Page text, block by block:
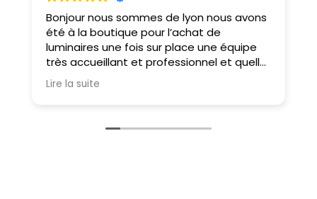
Bonjour nous sommes de lyon nous avons
été à la boutique pour l’achat de
luminaires une fois sur place une équipe
très accueillant et professionnel et quelle
choix on ne sait pas où donner de la tête
tellement il y a des choses magnifiques
Lire la suite